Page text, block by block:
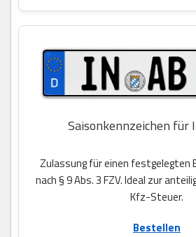
Saisonkennzeichen für
Zulassung für einen
nach § 9 Abs. 3 FZV. Ideal zur
Kfz-Steuer.
Bestellen